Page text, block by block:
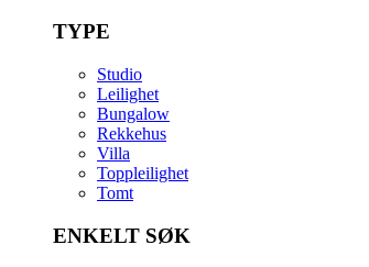
TYPE
Studio
Leilighet
Bungalow
Rekkehus
Villa
Toppleilighet
Tomt
ENKELT SØK